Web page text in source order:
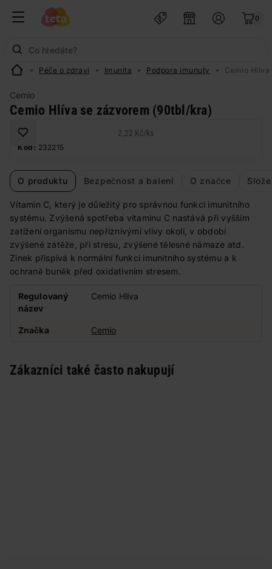
0
Péče o zdraví Imunita Podpora imunuty Cemio
Cemio
Cemio Hlíva se zázvorem (90tbl/kra)
2,22 Kč/ks
Kód: 232215
O produktu Bezpečnost a balení O značce
Vitamin C, který je důležitý pro správnou funkci imunitního
systému. Zvýšená spotřeba vitaminu C nastává při vyšším
zatížení organismu nepříznivými vlivy okolí, v období
zvýšené zátěže, při stresu, zvýšené tělesné námaze atd.
Zinek přispívá k normální funkci imunitního systému a k
ochraně buněk před oxidativním stresem.
Regulovaný
název
Cemio Hlíva
Značka Cemio
Zákazníci také často nakupují